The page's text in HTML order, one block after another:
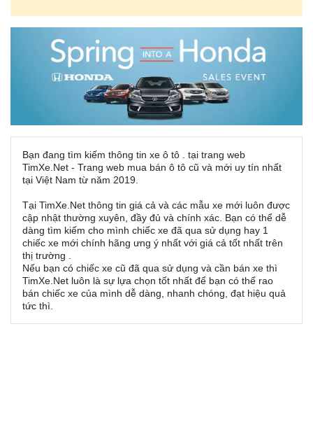
Bạn đang tìm kiếm thông tin xe ô tô
. tại trang web
TimXe.Net - Trang web mua bán ô tô cũ và mới uy tín nhất
tại Việt Nam từ năm 2019.
Tại TimXe.Net thông tin giá cả và các mẫu xe mới luôn được
cập nhật thường xuyên, đầy đủ và chính xác. Bạn có thể dễ
dàng tìm kiếm cho mình chiếc xe đã qua sử dụng hay 1
chiếc xe mới chính hãng ưng ý nhất với giá cả tốt nhất trên
thị trường .
Nếu bạn có chiếc xe cũ đã qua sử dụng và cần bán xe thì
TimXe.Net luôn là sự lựa chọn tốt nhất để bạn có thể rao
bán chiếc xe của mình dễ dàng, nhanh chóng, đạt hiệu quả
tức thì.